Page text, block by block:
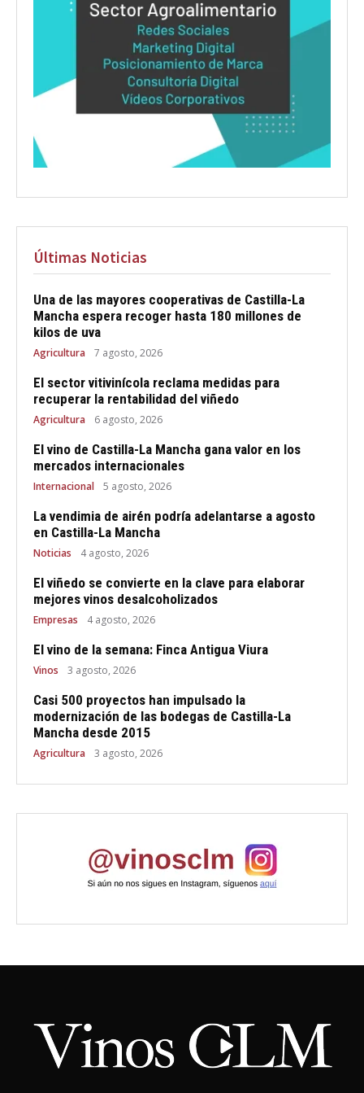
Últimas Noticias
Una de las mayores cooperativas de Castilla-La
Mancha espera recoger hasta 180 millones de
kilos de uva
Agricultura 7 agosto, 2026
El sector vitivinícola reclama medidas para
recuperar la rentabilidad del viñedo
Agricultura 6 agosto, 2026
El vino de Castilla-La Mancha gana valor en los
mercados internacionales
Internacional 5 agosto, 2026
La vendimia de airén podría adelantarse a agosto
en Castilla-La Mancha
Noticias 4 agosto, 2026
El viñedo se convierte en la clave para elaborar
mejores vinos desalcoholizados
Empresas 4 agosto, 2026
El vino de la semana: Finca Antigua Viura
Vinos 3 agosto, 2026
Casi 500 proyectos han impulsado la
modernización de las bodegas de Castilla-La
Mancha desde 2015
Agricultura 3 agosto, 2026